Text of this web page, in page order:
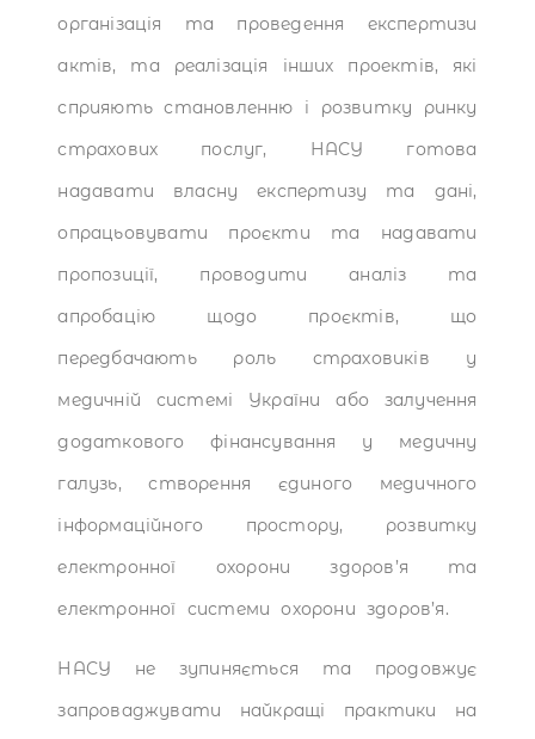
організація та проведення експертизи
актів, та реалізація інших проектів, які
сприяють становленню і розвитку ринку
страхових послуг, НАСУ готова
надавати власну експертизу та дані,
опрацьовувати проєкти та надавати
пропозиції, проводити аналіз та
апробацію щодо проєктів, що
передбачають роль страховиків у
медичній системі України або залучення
додаткового фінансування у медичну
галузь, створення єдиного медичного
інформаційного простору, розвитку
електронної охорони здоров’я та
електронної системи охорони здоров’я.
НАСУ не зупиняється та продовжує
запроваджувати найкращі практики на